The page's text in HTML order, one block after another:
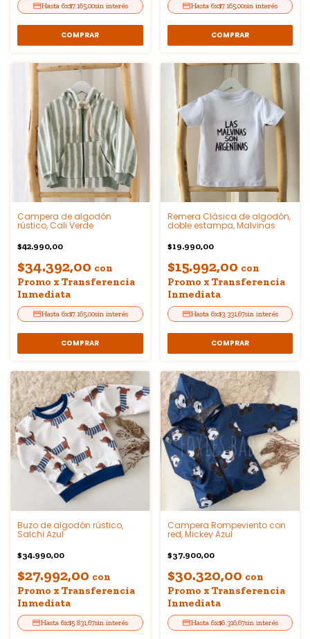
6x$7.165,00sin interés
COMPRAR
6x$7.165,00sin interés
COMPRAR
Campera de algodón
rústico, Cali Verde
$42.990,00
$34.392,00 con
Promo x Transferencia
Inmediata
6x$7.165,00sin interés
COMPRAR
Remera Clásica de algodón,
doble estampa, Malvinas
$19.990,00
$15.992,00 con
Promo x Transferencia
Inmediata
6x$3.331,67sin interés
COMPRAR
Buzo de algodón rústico,
Salchi Azul
$34.990,00
$27.992,00 con
Promo x Transferencia
Inmediata
6x$5.831,67sin interés
Campera Rompeviento con
red, Mickey Azul
$37.900,00
$30.320,00 con
Promo x Transferencia
Inmediata
6x$6.316,67sin interés